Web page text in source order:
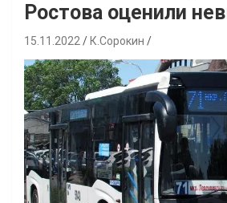
Ростова оценили
15.11.2022 К.Сорокин